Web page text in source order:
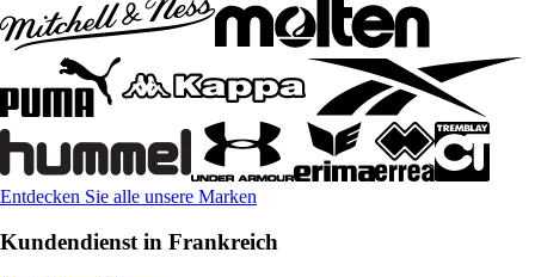
Entdecken Sie alle unsere Marken
Kundendienst in Frankreich